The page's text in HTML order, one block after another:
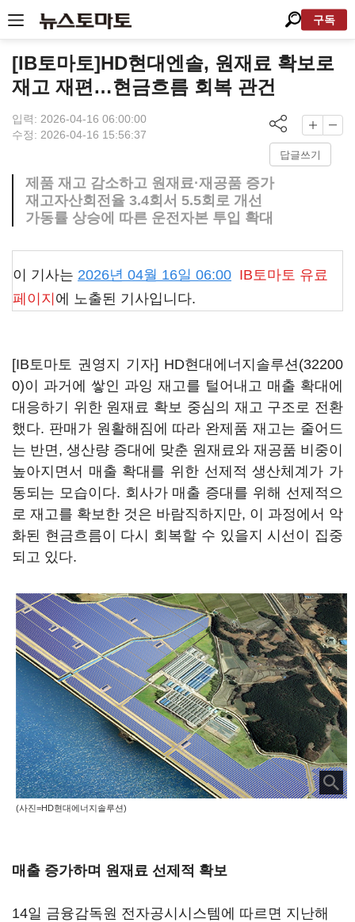
구독
[IB토마토]HD현대엔솔, 원재료 확보로
재고 재편…현금흐름 회복 관건
입력: 2026-04-16 06:00:00
수정: 2026-04-16 15:56:37
답글쓰기
제품 재고 감소하고 원재료·재공품 증가
재고자산회전율 3.4회서 5.5회로 개선
가동률 상승에 따른 운전자본 투입 확대
이 기사는 2026년 04월 16일 06:00 IB토마토 유료
페이지 에 노출된 기사입니다.
[IB토마토 권영지 기자] HD현대에너지솔루션(32200
0)이 과거에 쌓인 과잉 재고를 털어내고 매출 확대에
대응하기 위한 원재료 확보 중심의 재고 구조로 전환
했다. 판매가 원활해짐에 따라 완제품 재고는 줄어드
는 반면, 생산량 증대에 맞춘 원재료와 재공품 비중이
높아지면서 매출 확대를 위한 선제적 생산체계가 가
동되는 모습이다. 회사가 매출 증대를 위해 선제적으
로 재고를 확보한 것은 바람직하지만, 이 과정에서 악
화된 현금흐름이 다시 회복할 수 있을지 시선이 집중
되고 있다.
(사진=HD현대에너지솔루션)
매출 증가하며 원재료 선제적 확보
14일 금융감독원 전자공시시스템에 따르면 지난해